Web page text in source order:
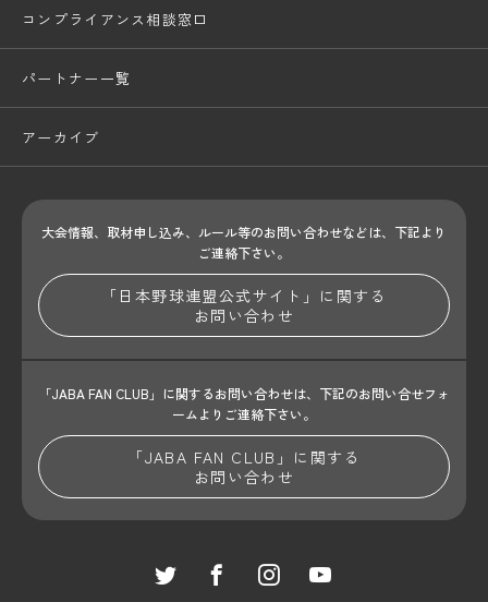
コンプライアンス相談窓口
パートナー一覧
アーカイブ
大会情報、取材申し込み、ルール等のお問い合わせなどは、下記より
ご連絡下さい。
「日本野球連盟公式サイト」に関する
お問い合わせ
「JABA FAN CLUB」に関するお問い合わせは、 下記のお問い合せフォ
ームよりご連絡下さい。
「JABA FAN CLUB」に関する
お問い合わせ